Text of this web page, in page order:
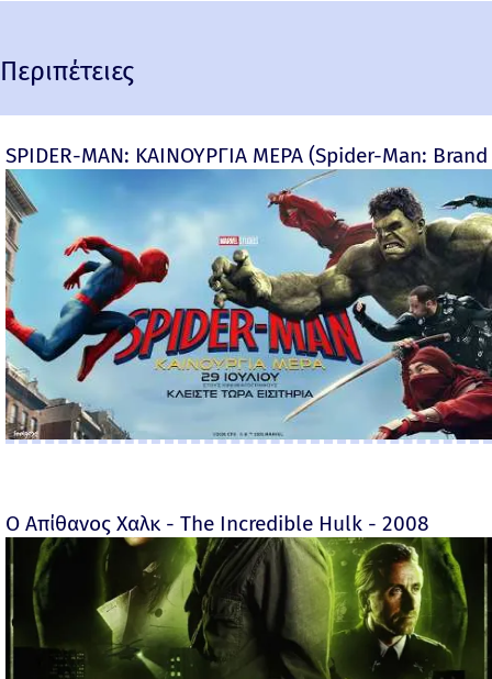
Περιπέτειες
SPIDER-MAN: ΚΑΙΝΟΥΡΓΙΑ ΜΕΡΑ (Spider-Man:
Ο Απίθανος Χαλκ - The Incredible Hulk - 2008